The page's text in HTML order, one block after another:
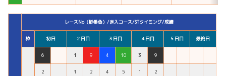
レースNo（艇番色）/進入コース/STタイミング/成績
枠 初日 ２日目 ３日目 ４日目 ５日目 最終日
6 1 9 4 10 3 9
2 1 2 4 5 1 2